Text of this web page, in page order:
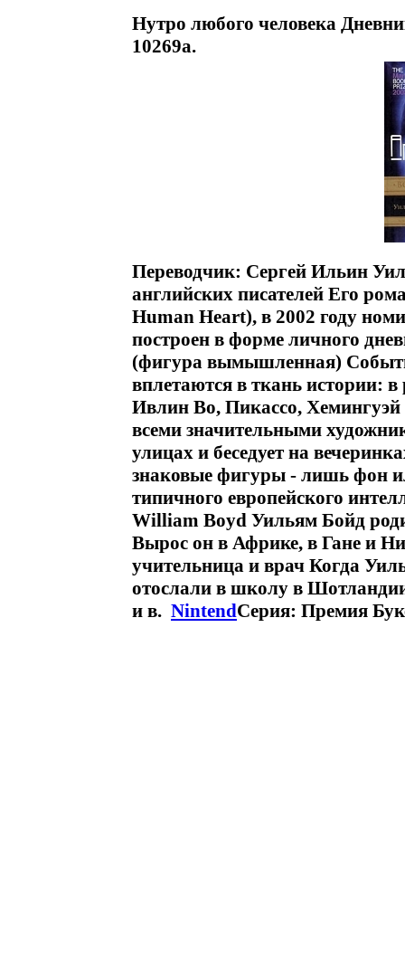
Нутро любого человека
10269a.
Переводчик: Сергей Ильин
английских писателей Его
Human Heart), в 2002 году
построен в форме личного
(фигура вымышленная)
вплетаются в ткань истории:
Ивлин Во, Пикассо,
всеми значительными
улицах и беседует на
знаковые фигуры - лишь фон
типичного европейского
William Boyd Уильям Бойд
Вырос он в Африке, в Гане и
учительница и врач Когда
отослали в школу в Шотландии
и в. NintendСерия: Премия